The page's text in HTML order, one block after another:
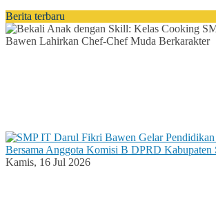
Berita terbaru
Kamis, 16 Jul 2026